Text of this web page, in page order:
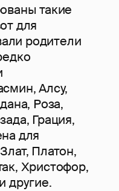
такие
для
родители
Алсу,
Роза,
Грация,
для
Платон,
Христофор,
другие.